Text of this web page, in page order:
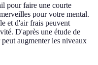
pour faire une courte
pour votre mental.
et d'air frais peuvent
D'après une étude de
augmenter les niveaux